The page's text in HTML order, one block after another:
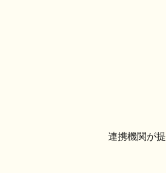
連携機関が